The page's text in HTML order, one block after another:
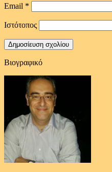
Email *
Ιστότοπος
Βιογραφικό